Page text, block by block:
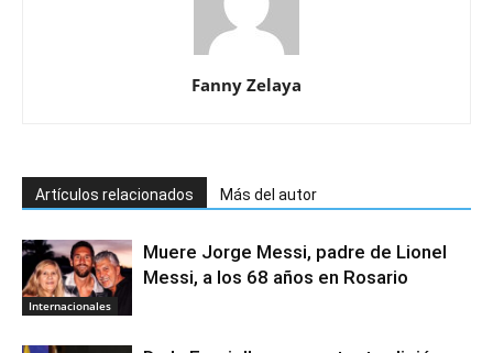
Fanny Zelaya
Artículos relacionados Más del autor
Internacionales
Muere Jorge Messi, padre de Lionel
Messi, a los 68 años en Rosario